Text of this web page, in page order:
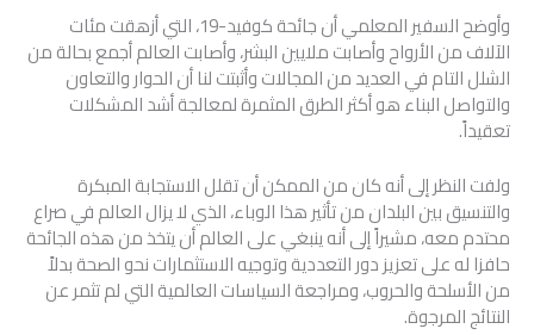
وأوضح السفير المعلمي أن جائحة كوفيد-19، التي أزهقت مئات
الآلاف من الأرواح وأصابت ملايين البشر، وأصابت العالم أجمع بحالة من
الشلل التام في العديد من المجالات وأثبتت لنا أن الحوار والتعاون
والتواصل البناء هو أكثر الطرق المثمرة لمعالجة أشد المشكلات
تعقيداً.
ولفت النظر إلى أنه كان من الممكن أن تقلل الاستجابة المبكرة
والتنسيق بين البلدان من تأثير هذا الوباء، الذي لا يزال العالم في صراع
محتدم معه، مشيراً إلى أنه ينبغي على العالم أن يتخذ من هذه الجائحة
حافزا له على تعزيز دور التعددية وتوجيه الاستثمارات نحو الصحة بدلاً
من الأسلحة والحروب، ومراجعة السياسات العالمية التي لم تثمر عن
النتائج المرجوة.